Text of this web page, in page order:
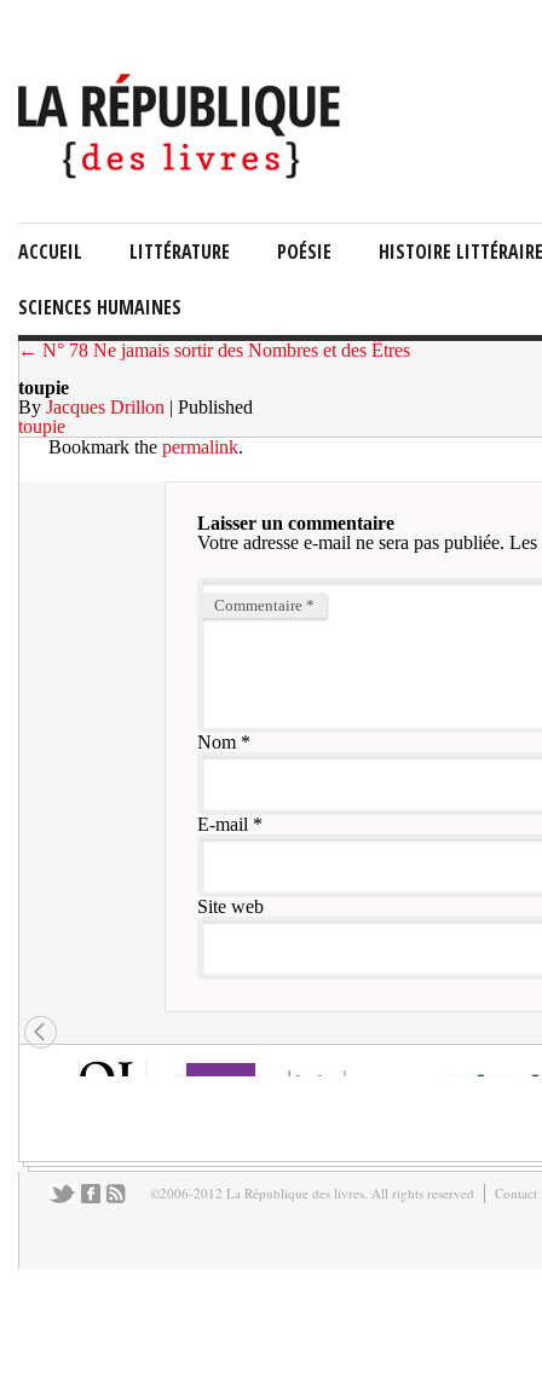
ACCUEIL LITTÉRATURE POÉSIE HISTOIRE LITTÉRAIRE
SCIENCES HUMAINES
← N° 78 Ne jamais sortir des Nombres et des Êtres
toupie
By Jacques Drillon | Published
toupie
Bookmark the permalink.
Laisser un commentaire
Votre adresse e-mail ne sera pas publiée. Les
Commentaire *
Nom*
E-mail *
Site web
©2006-2012 La République des livres. All rights reserved Contact